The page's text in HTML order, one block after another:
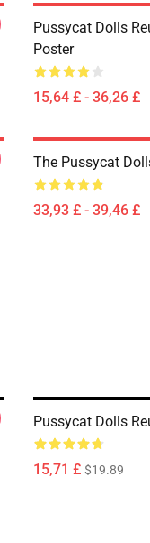
Pussycat Dolls
Poster
15,64 £ - 36,26 £
The Pussycat
33,93 £ - 39,46 £
Pussycat Dolls
15,71 £ $19.89